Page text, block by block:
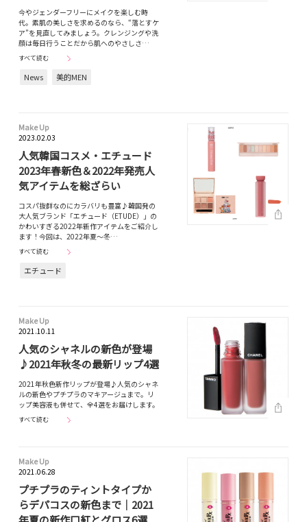
今やジェンダーフリーにメイクを楽しむ時
代。素肌の美しさを求めるのなら、“落とすケ
ア”を見直してみましょう。クレンジングや洗
顔は毎日行うことだから肌へのやさしさ…
すべて読む
News 美的MEN
Make Up
2023.02.03
人気韓国コスメ・エチュード
2023年春新色＆2022年発売人
気アイテムを総ざらい
コスパ抜群なのにカラバリも豊富♪韓国発の
大人気ブランド「エチュード（ETUDE）」の
かわいすぎる2022年新作アイテムをご紹介し
ます！今回は、2022年夏〜冬…
すべて読む
エチュード
Make Up
2021.10.11
人気のシャネルの新色が登場
♪2021年秋冬の最新リップ4選
2021年秋色新作リップが登場♪人気のシャネ
ルの新色やプチプラのマキアージュまで。リ
ップ美容液も併せて、全4選をお届けします。
すべて読む
Make Up
2021.06.28
プチプラのティントタイプか
らデパコスの新色まで｜2021